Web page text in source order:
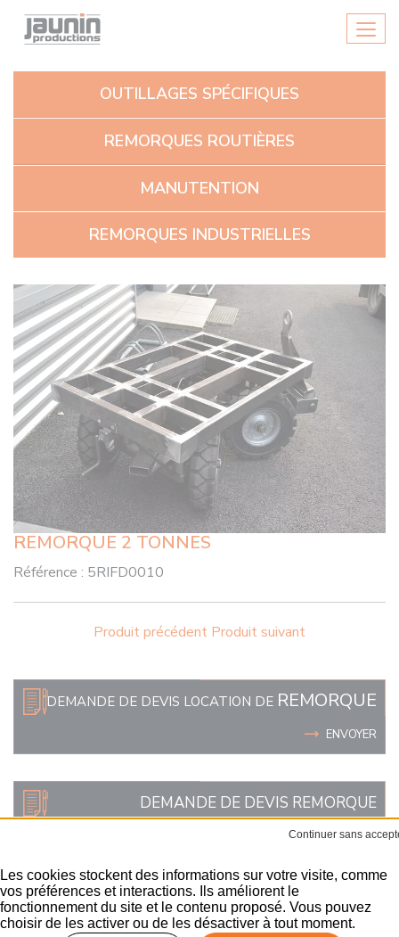
Menu
OUTILLAGES SPÉCIFIQUES
REMORQUES ROUTIÈRES
MANUTENTION
REMORQUES INDUSTRIELLES
REMORQUE 2 TONNES
Référence : 5RIFD0010
Produit précédent Produit suivant
DEMANDE DE DEVIS LOCATION DE REMORQUE
ENVOYER
DEMANDE DE DEVIS REMORQUE
INDUSTRIELLE
ENVOYER
Les cookies stockent des informations sur votre visite, comme
vos préférences et interactions. Ils améliorent le
fonctionnement du site et le contenu proposé. Vous pouvez
choisir de les activer ou de les désactiver à tout moment.